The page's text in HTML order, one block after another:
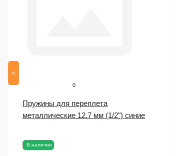
<
0
Пружины для переплета
металлические 12.7 мм (1/2") синие
В наличии